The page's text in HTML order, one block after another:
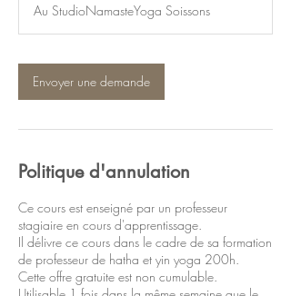
Au StudioNamasteYoga Soissons
Envoyer une demande
Politique d'annulation
Ce cours est enseigné par un professeur
stagiaire en cours d'apprentissage.
Il délivre ce cours dans le cadre de sa formation
de professeur de hatha et yin yoga 200h.
Cette offre gratuite est non cumulable.